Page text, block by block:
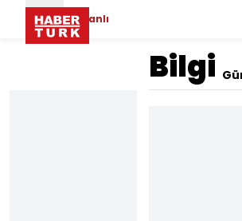
Canlı
Bilgi